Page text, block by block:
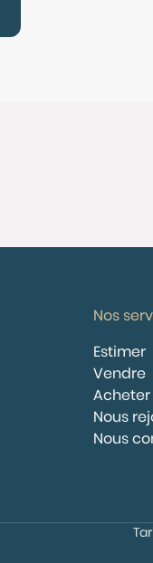
Nos
Estimer
Vendre
Acheter
Nous
Nous